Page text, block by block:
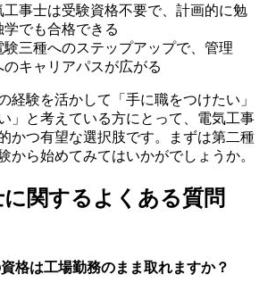
工事士は受験資格不要で、計画的に勉
でも合格できる
験三種へのステップアップで、管理
キャリアパスが広がる
経験を活かして「手に職をつけたい」
」と考えている方にとって、電気工事
かつ有望な選択肢です。まずは第二種
から始めてみてはいかがでしょうか。
に関するよくある質問
格は工場勤務のまま取れますか？